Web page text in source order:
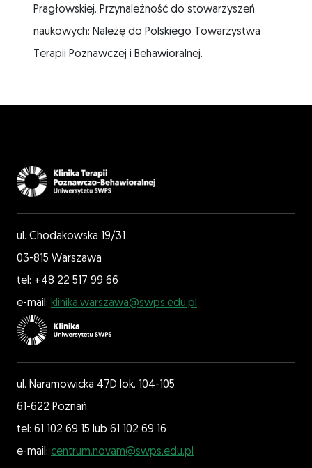
Pragłowskiej. Przynależność do stowarzyszeń
naukowych: Należę do Polskiego Towarzystwa
Terapii Poznawczej i Behawioralnej.
ul. Chodakowska 19/31
03-815 Warszawa
tel: +48 22 517 99 66
e-mail: klinika.warszawa@swps.edu.pl
ul. Naramowicka 47D lok. 104-105
61-622 Poznań
tel: 61 102 69 15 lub 61 102 69 16
e-mail: centrum.novam@swps.edu.pl